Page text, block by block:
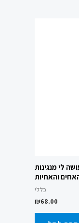
לי מנגינות
והאחיות
כללי
₪68.00